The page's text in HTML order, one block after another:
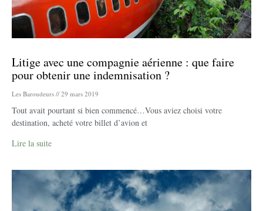
Litige avec une compagnie aérienne : que faire
pour obtenir une indemnisation ?
Les Baroudeurs 29 mars 2019
Tout avait pourtant si bien commencé…Vous aviez choisi votre
destination, acheté votre billet d’avion et
Lire la suite